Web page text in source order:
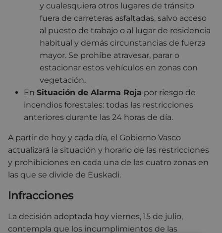
y cualesquiera otros lugares de tránsito
fuera de carreteras asfaltadas, salvo acceso
al puesto de trabajo o al lugar de residencia
habitual y demás circunstancias de fuerza
mayor. Se prohíbe atravesar, parar o
estacionar estos vehículos en zonas con
vegetación.
En Situación de Alarma Roja por riesgo de
incendios forestales: todas las restricciones
anteriores durante las 24 horas de día.
A partir de hoy y cada día, el Gobierno Vasco
actualizará la situación y horario de las restricciones
y prohibiciones en cada una de las cuatro zonas en
las que se divide de Euskadi.
Infracciones
La decisión adoptada hoy viernes, 15 de julio,
contempla que los incumplimientos de las